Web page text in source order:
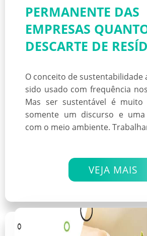
PERMANENTE DAS
EMPRESAS
DESCARTE DE
O conceito de sustentabilidade
sido usado com frequência
Mas ser sustentável é
somente um discurso e uma
com o meio ambiente.
VEJA MAIS